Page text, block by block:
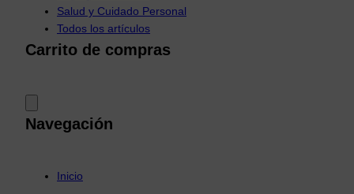
Salud y Cuidado Personal
Todos los artículos
Carrito de compras
Navegación
Inicio